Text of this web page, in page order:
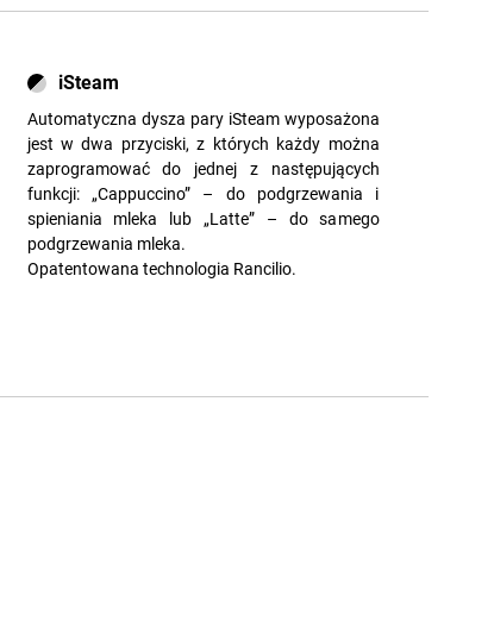
iSteam
Automatyczna dysza pary iSteam wyposażona
jest w dwa przyciski, z których każdy można
zaprogramować do jednej z następujących
funkcji: „Cappuccino” – do podgrzewania i
spieniania mleka lub „Latte” – do samego
podgrzewania mleka.
Opatentowana technologia Rancilio.